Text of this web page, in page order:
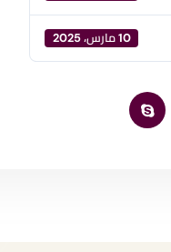
10 مارس، 2025